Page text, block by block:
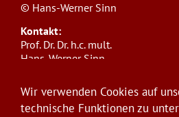
© Hans-Werner Sinn
Kontakt:
Prof. Dr. Dr. h.c. mult.
Hans-Werner Sinn,
ifo Institut
Poschingerstr. 5, 81679 München
Telefon: +49(0)89/9224-1276
Wir verwenden Cookies auf
technische Funktionen zu